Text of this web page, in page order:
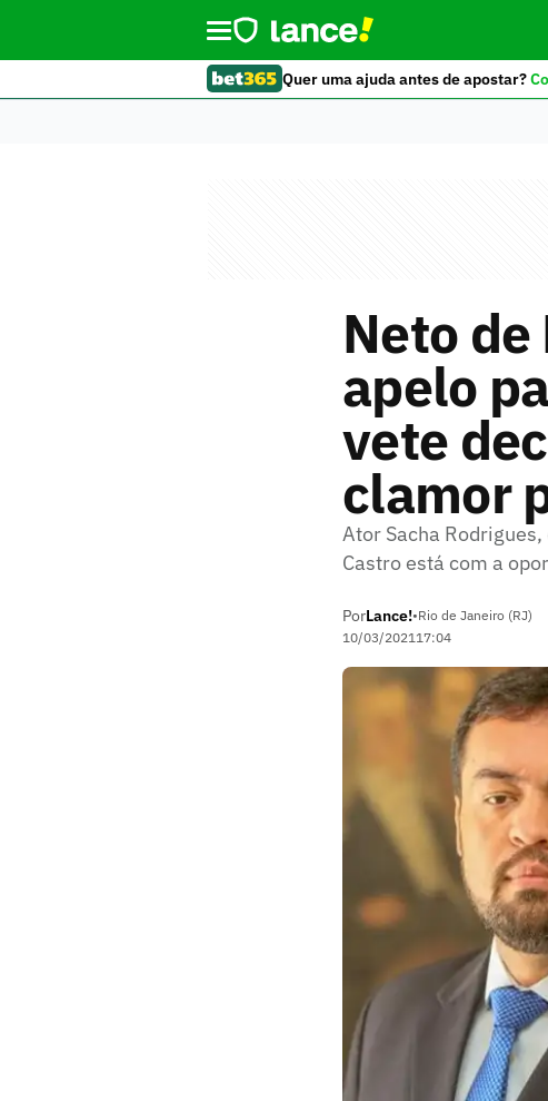
Quer uma ajuda antes de apostar?
Neto
apelo
vete
clamor
Ator Sacha
Castro está com a
PorLance!•Rio de Janeiro (RJ)
10/03/202117:04